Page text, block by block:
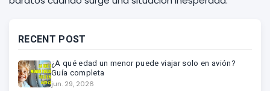
RECENT POST
¿A qué edad un menor puede viajar solo en avión?
Guía completa
jun. 29, 2026